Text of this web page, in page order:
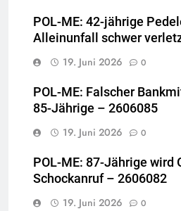
POL-ME: 42-jährige
Alleinunfall schwer
19. Juni 2026
0
POL-ME: Falscher
85-Jährige – 2606085
19. Juni 2026
0
POL-ME: 87-Jährige wird
Schockanruf – 2606082
19. Juni 2026
0